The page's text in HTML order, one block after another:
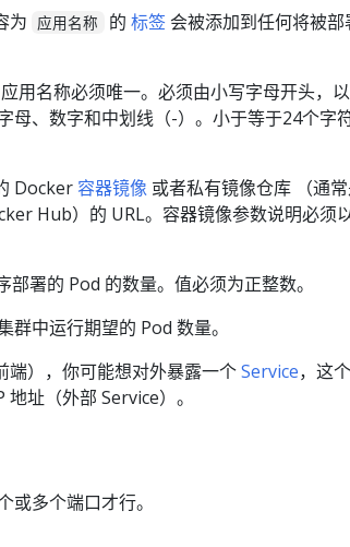
为 应用名称 的 标签会被添加到任何将被部
用名称必须唯一。必须由小写字母开头，
母、数字和中划线（-）。小于等于24个字
Docker 容器镜像 或者私有镜像仓库 （通
Hub）的 URL。容器镜像参数说明必须
部署的 Pod 的数量。值必须为正整数。
群中运行期望的 Pod 数量。
端），你可能想对外暴露一个Service，这个
址（外部 Service）。
或多个端口才行。